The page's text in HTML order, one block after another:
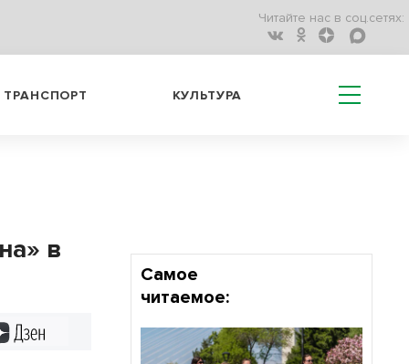
Читайте нас в соц.сетях:
ТРАНСПОРТ КУЛЬТУРА
в
Самое
читаемое: